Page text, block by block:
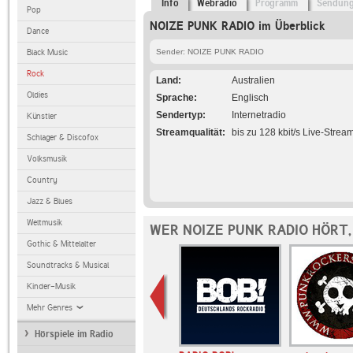
Pop
Dance
Black Music
Rock
Oldies
Künstler
Schlager & Discofox
Volksmusik
Country
Jazz & Blues
Weltmusik
Gothic & Mittelalter
Soundtracks & Musical
Kinder-Musik
Mehr Genres
Hörspiele im Radio
Info Webradio Programm
NOIZE PUNK RADIO im Überblick
Sender: NOIZE PUNK RADIO
Land
Australien
Sprache
Englisch
Sendertyp
Internetradio
Streamqualität
bis zu 128 kbit/s Live-
WER NOIZE PUNK RADIO